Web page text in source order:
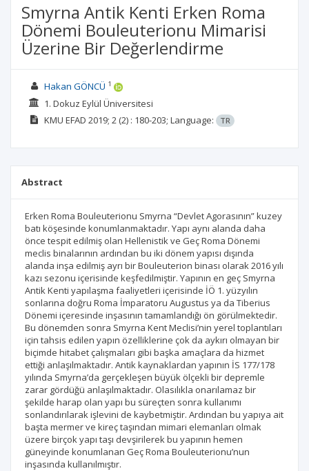
Smyrna Antik Kenti Erken Roma
Dönemi Bouleuterionu Mimarisi
Üzerine Bir Değerlendirme
Hakan GÖNCÜ 1
1. Dokuz Eylül Üniversitesi
KMU EFAD 2019; 2(2) : 180-203; Language: TR
Abstract
Erken Roma Bouleuterionu Smyrna “Devlet Agorasının” kuzey
batı köşesinde konumlanmaktadır. Yapı aynı alanda daha
önce tespit edilmiş olan Hellenistik ve Geç Roma Dönemi
meclis binalarının ardından bu iki dönem yapısı dışında
alanda inşa edilmiş ayrı bir Bouleuterion binası olarak 2016 yılı
kazı sezonu içerisinde keşfedilmiştir. Yapının en geç Smyrna
Antik Kenti yapılaşma faaliyetleri içerisinde İÖ 1. yüzyılın
sonlarına doğru Roma İmparatoru Augustus ya da Tiberius
Dönemi içeresinde inşasının tamamlandığı ön görülmektedir.
Bu dönemden sonra Smyrna Kent Meclisi’nin yerel toplantıları
için tahsis edilen yapın özelliklerine çok da aykırı olmayan bir
biçimde hitabet çalışmaları gibi başka amaçlara da hizmet
ettiği anlaşılmaktadır. Antik kaynaklardan yapının İS 177/178
yılında Smyrna’da gerçekleşen büyük ölçekli bir depremle
zarar gördüğü anlaşılmaktadır. Olasılıkla onarılamaz bir
şekilde harap olan yapı bu süreçten sonra kullanımı
sonlandırılarak işlevini de kaybetmiştir. Ardından bu yapıya ait
başta mermer ve kireç taşından mimari elemanları olmak
üzere birçok yapı taşı devşirilerek bu yapının hemen
güneyinde konumlanan Geç Roma Bouleuterionu’nun
inşasında kullanılmıştır.